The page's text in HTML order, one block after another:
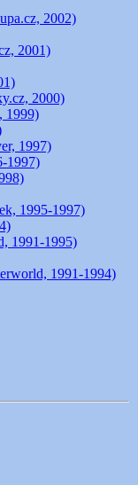
2002)
2001)
2000)
1999)
1997)
1997)
1995-1997)
1991-1995)
1991-1994)